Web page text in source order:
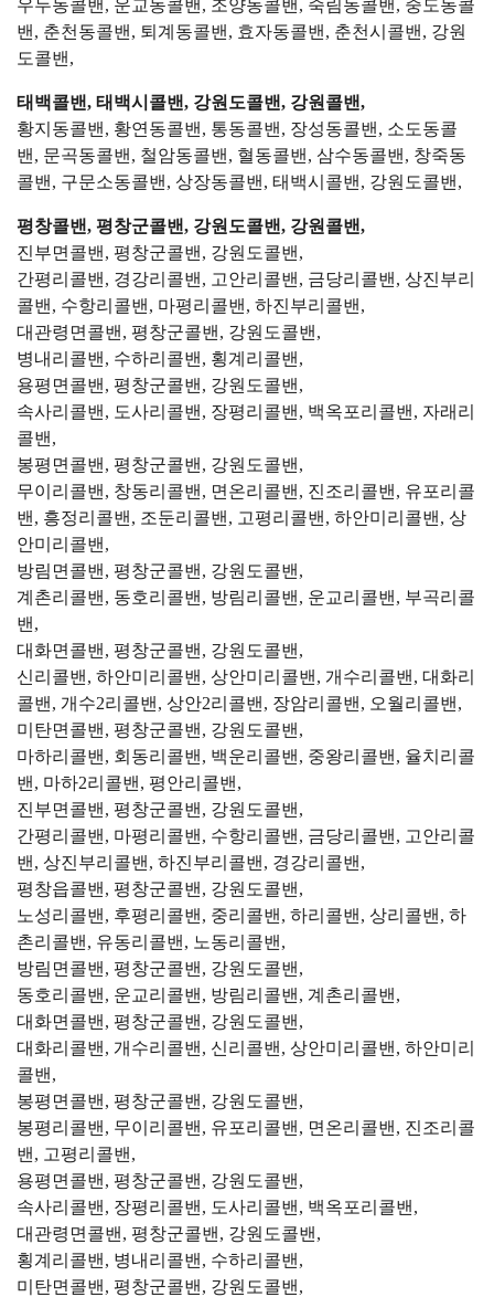
우두동콜밴, 운교동콜밴, 조양동콜밴, 죽림동콜밴, 중도동콜
밴, 춘천동콜밴, 퇴계동콜밴, 효자동콜밴, 춘천시콜밴, 강원
도콜밴,
태백콜밴, 태백시콜밴, 강원도콜밴, 강원콜밴,
황지동콜밴, 황연동콜밴, 통동콜밴, 장성동콜밴, 소도동콜
밴, 문곡동콜밴, 철암동콜밴, 혈동콜밴, 삼수동콜밴, 창죽동
콜밴, 구문소동콜밴, 상장동콜밴, 태백시콜밴, 강원도콜밴,
평창콜밴, 평창군콜밴, 강원도콜밴, 강원콜밴,
진부면콜밴, 평창군콜밴, 강원도콜밴,
간평리콜밴, 경강리콜밴, 고안리콜밴, 금당리콜밴, 상진부리
콜밴, 수항리콜밴, 마평리콜밴, 하진부리콜밴,
대관령면콜밴, 평창군콜밴, 강원도콜밴,
병내리콜밴, 수하리콜밴, 횡계리콜밴,
용평면콜밴, 평창군콜밴, 강원도콜밴,
속사리콜밴, 도사리콜밴, 장평리콜밴, 백옥포리콜밴, 자래리
콜밴,
봉평면콜밴, 평창군콜밴, 강원도콜밴,
무이리콜밴, 창동리콜밴, 면온리콜밴, 진조리콜밴, 유포리콜
밴, 흥정리콜밴, 조둔리콜밴, 고평리콜밴, 하안미리콜밴, 상
안미리콜밴,
방림면콜밴, 평창군콜밴, 강원도콜밴,
계촌리콜밴, 동호리콜밴, 방림리콜밴, 운교리콜밴, 부곡리콜
밴,
대화면콜밴, 평창군콜밴, 강원도콜밴,
신리콜밴, 하안미리콜밴, 상안미리콜밴, 개수리콜밴, 대화리
콜밴, 개수2리콜밴, 상안2리콜밴, 장암리콜밴, 오월리콜밴,
미탄면콜밴, 평창군콜밴, 강원도콜밴,
마하리콜밴, 회동리콜밴, 백운리콜밴, 중왕리콜밴, 율치리콜
밴, 마하2리콜밴, 평안리콜밴,
진부면콜밴, 평창군콜밴, 강원도콜밴,
간평리콜밴, 마평리콜밴, 수항리콜밴, 금당리콜밴, 고안리콜
밴, 상진부리콜밴, 하진부리콜밴, 경강리콜밴,
평창읍콜밴, 평창군콜밴, 강원도콜밴,
노성리콜밴, 후평리콜밴, 중리콜밴, 하리콜밴, 상리콜밴, 하
촌리콜밴, 유동리콜밴, 노동리콜밴,
방림면콜밴, 평창군콜밴, 강원도콜밴,
동호리콜밴, 운교리콜밴, 방림리콜밴, 계촌리콜밴,
대화면콜밴, 평창군콜밴, 강원도콜밴,
대화리콜밴, 개수리콜밴, 신리콜밴, 상안미리콜밴, 하안미리
콜밴,
봉평면콜밴, 평창군콜밴, 강원도콜밴,
봉평리콜밴, 무이리콜밴, 유포리콜밴, 면온리콜밴, 진조리콜
밴, 고평리콜밴,
용평면콜밴, 평창군콜밴, 강원도콜밴,
속사리콜밴, 장평리콜밴, 도사리콜밴, 백옥포리콜밴,
대관령면콜밴, 평창군콜밴, 강원도콜밴,
횡계리콜밴, 병내리콜밴, 수하리콜밴,
미탄면콜밴, 평창군콜밴, 강원도콜밴,